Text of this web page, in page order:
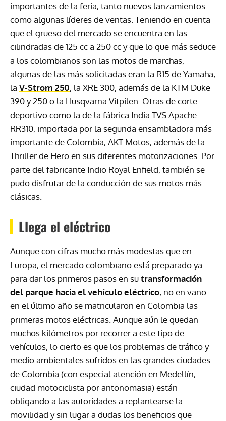
importantes de la feria, tanto nuevos lanzamientos
como algunas líderes de ventas. Teniendo en cuenta
que el grueso del mercado se encuentra en las
cilindradas de 125 cc a 250 cc y que lo que más seduce
a los colombianos son las motos de marchas,
algunas de las más solicitadas eran la R15 de Yamaha,
la V-Strom 250, la XRE 300, además de la KTM Duke
390 y 250 o la Husqvarna Vitpilen. Otras de corte
deportivo como la de la fábrica India TVSApache
RR310, importada por la segunda ensambladora más
importante de Colombia, AKT Motos, además de la
Thriller de Hero en sus diferentes motorizaciones. Por
parte del fabricante Indio Royal Enfield, también se
pudo disfrutar de la conducción de sus motos más
clásicas.
Llega el eléctrico
Aunque con cifras mucho más modestas que en
Europa, el mercado colombiano está preparado ya
para dar los primeros pasos en sutransformación
del parque hacia el vehículo eléctrico, no en vano
en el último año se matricularon en Colombia las
primeras motos eléctricas. Aunque aún le quedan
muchos kilómetros por recorrer a este tipo de
vehículos, lo cierto es que los problemas de tráfico y
medio ambientales sufridos en las grandes ciudades
de Colombia (con especial atención en Medellín,
ciudad motociclista por antonomasia) están
obligando a las autoridades a replantearse la
movilidad y sin lugar a dudas los beneficios que